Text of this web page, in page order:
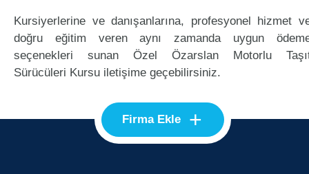
Kursiyerlerine ve danışanlarına, profesyonel hizmet
doğru eğitim veren aynı zamanda uygun
seçenekleri sunan Özel Özarslan Motorlu
Sürücüleri Kursu iletişime geçebilirsiniz.
Firma Ekle +